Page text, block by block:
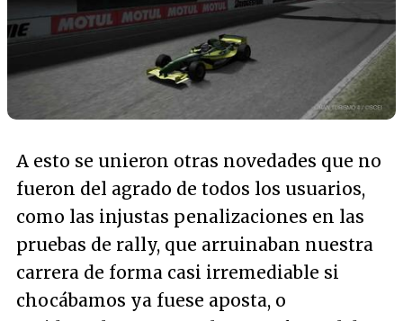
A esto se unieron otras novedades que no
fueron del agrado de todos los usuarios,
como las injustas penalizaciones en las
pruebas de rally, que arruinaban nuestra
carrera de forma casi irremediable si
chocábamos ya fuese aposta, o